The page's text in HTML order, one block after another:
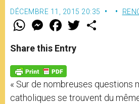
DÉCEMBRE 11, 2015 20:35
W
t
s
p
p
M
e
s
e
g
e
r
F
a
e
b
o
k
w
Share this Entry
« Sur de nombreuses questions
catholiques se trouvent du